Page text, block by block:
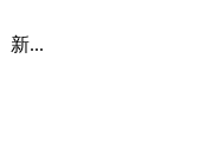
新...